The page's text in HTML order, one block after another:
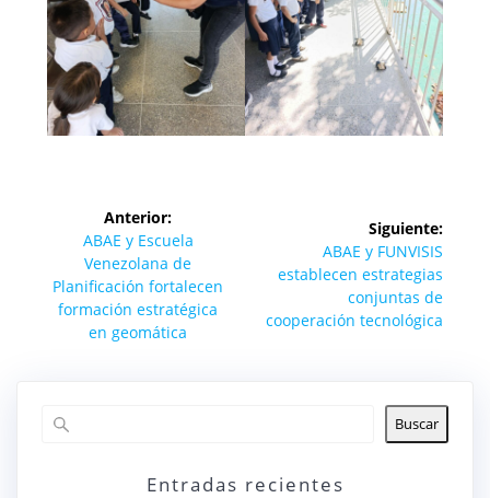
Navegación
entradas
Anterior:
Entrada
anterior:
ABAE y Escuela
Venezolana de
Planificación fortalecen
formación estratégica
en geomática
Siguiente:
Siguiente
entrada:
ABAE y FUNVISIS
establecen estrategias
conjuntas de
cooperación tecnológica
Buscar
Entradas recientes